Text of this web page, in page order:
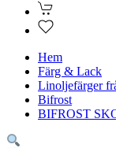
Hem
Färg & Lack
Linoljefärger
Bifrost
BIFROST